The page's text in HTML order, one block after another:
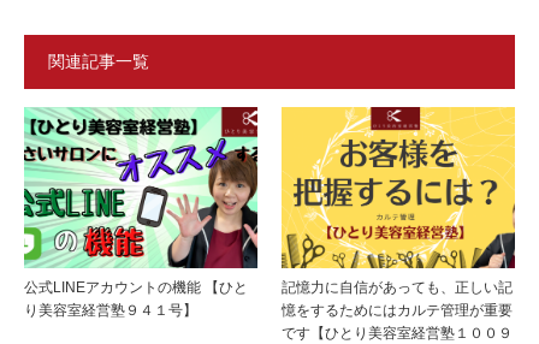
関連記事一覧
公式LINEアカウントの機能 【ひと
り美容室経営塾９４１号】
記憶力に自信があっても、正しい記
憶をするためにはカルテ管理が重要
です【ひとり美容室経営塾１００９